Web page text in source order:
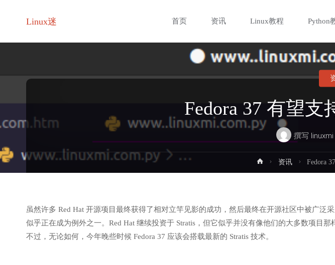
Linux迷
容
首页 资讯 Linux教程 Python
Fedora 37 有望支
撰写 linuxmi
首
页
资讯 Fedora
虽然许多 Red Hat 开源项目最终获得了相对立竿见影的成功，然后最终在开源社区中被广泛采
似乎正在成为例外之一。Red Hat 继续投资于 Stratis，但它似乎并没有像他们的大多数项目那
不过，无论如何，今年晚些时候 Fedora 37 应该会搭载最新的 Stratis 技术。